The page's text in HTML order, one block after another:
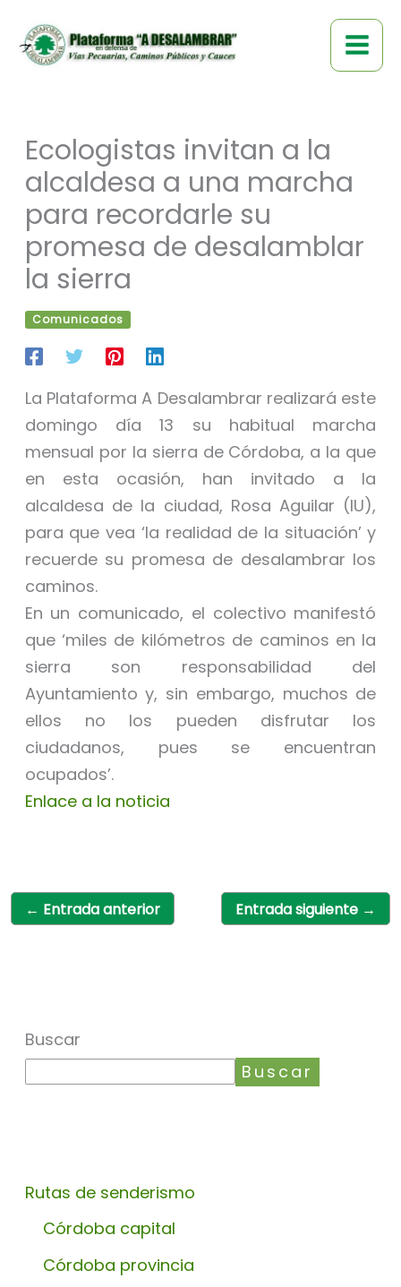
contenido
Ecologistas invitan a la
alcaldesa a una marcha
para recordarle su
promesa de desalamblar
la sierra
Comunicados
La Plataforma A Desalambrar realizará este
domingo día 13 su habitual marcha
mensual por la sierra de Córdoba, a la que
en esta ocasión, han invitado a la
alcaldesa de la ciudad, Rosa Aguilar (IU),
para que vea ‘la realidad de la situación’ y
recuerde su promesa de desalambrar los
caminos.
En un comunicado, el colectivo manifestó
que ‘miles de kilómetros de caminos en la
sierra son responsabilidad del
Ayuntamiento y, sin embargo, muchos de
ellos no los pueden disfrutar los
ciudadanos, pues se encuentran
ocupados’.
Enlace a la noticia
← Entrada anterior Entrada siguiente →
Buscar
Buscar
Rutas de senderismo
Córdoba capital
Córdoba provincia